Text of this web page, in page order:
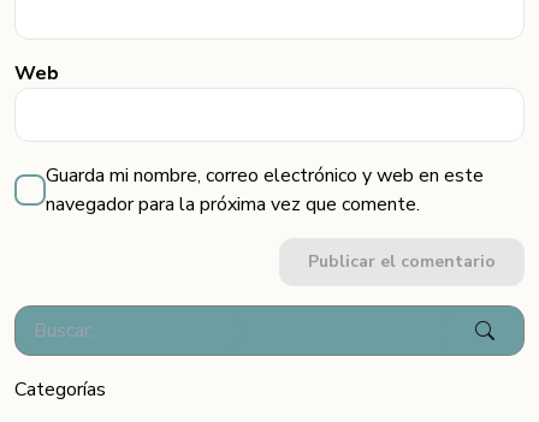
Web
Guarda mi nombre, correo electrónico y web en este
navegador para la próxima vez que comente.
Publicar el comentario
Categorías